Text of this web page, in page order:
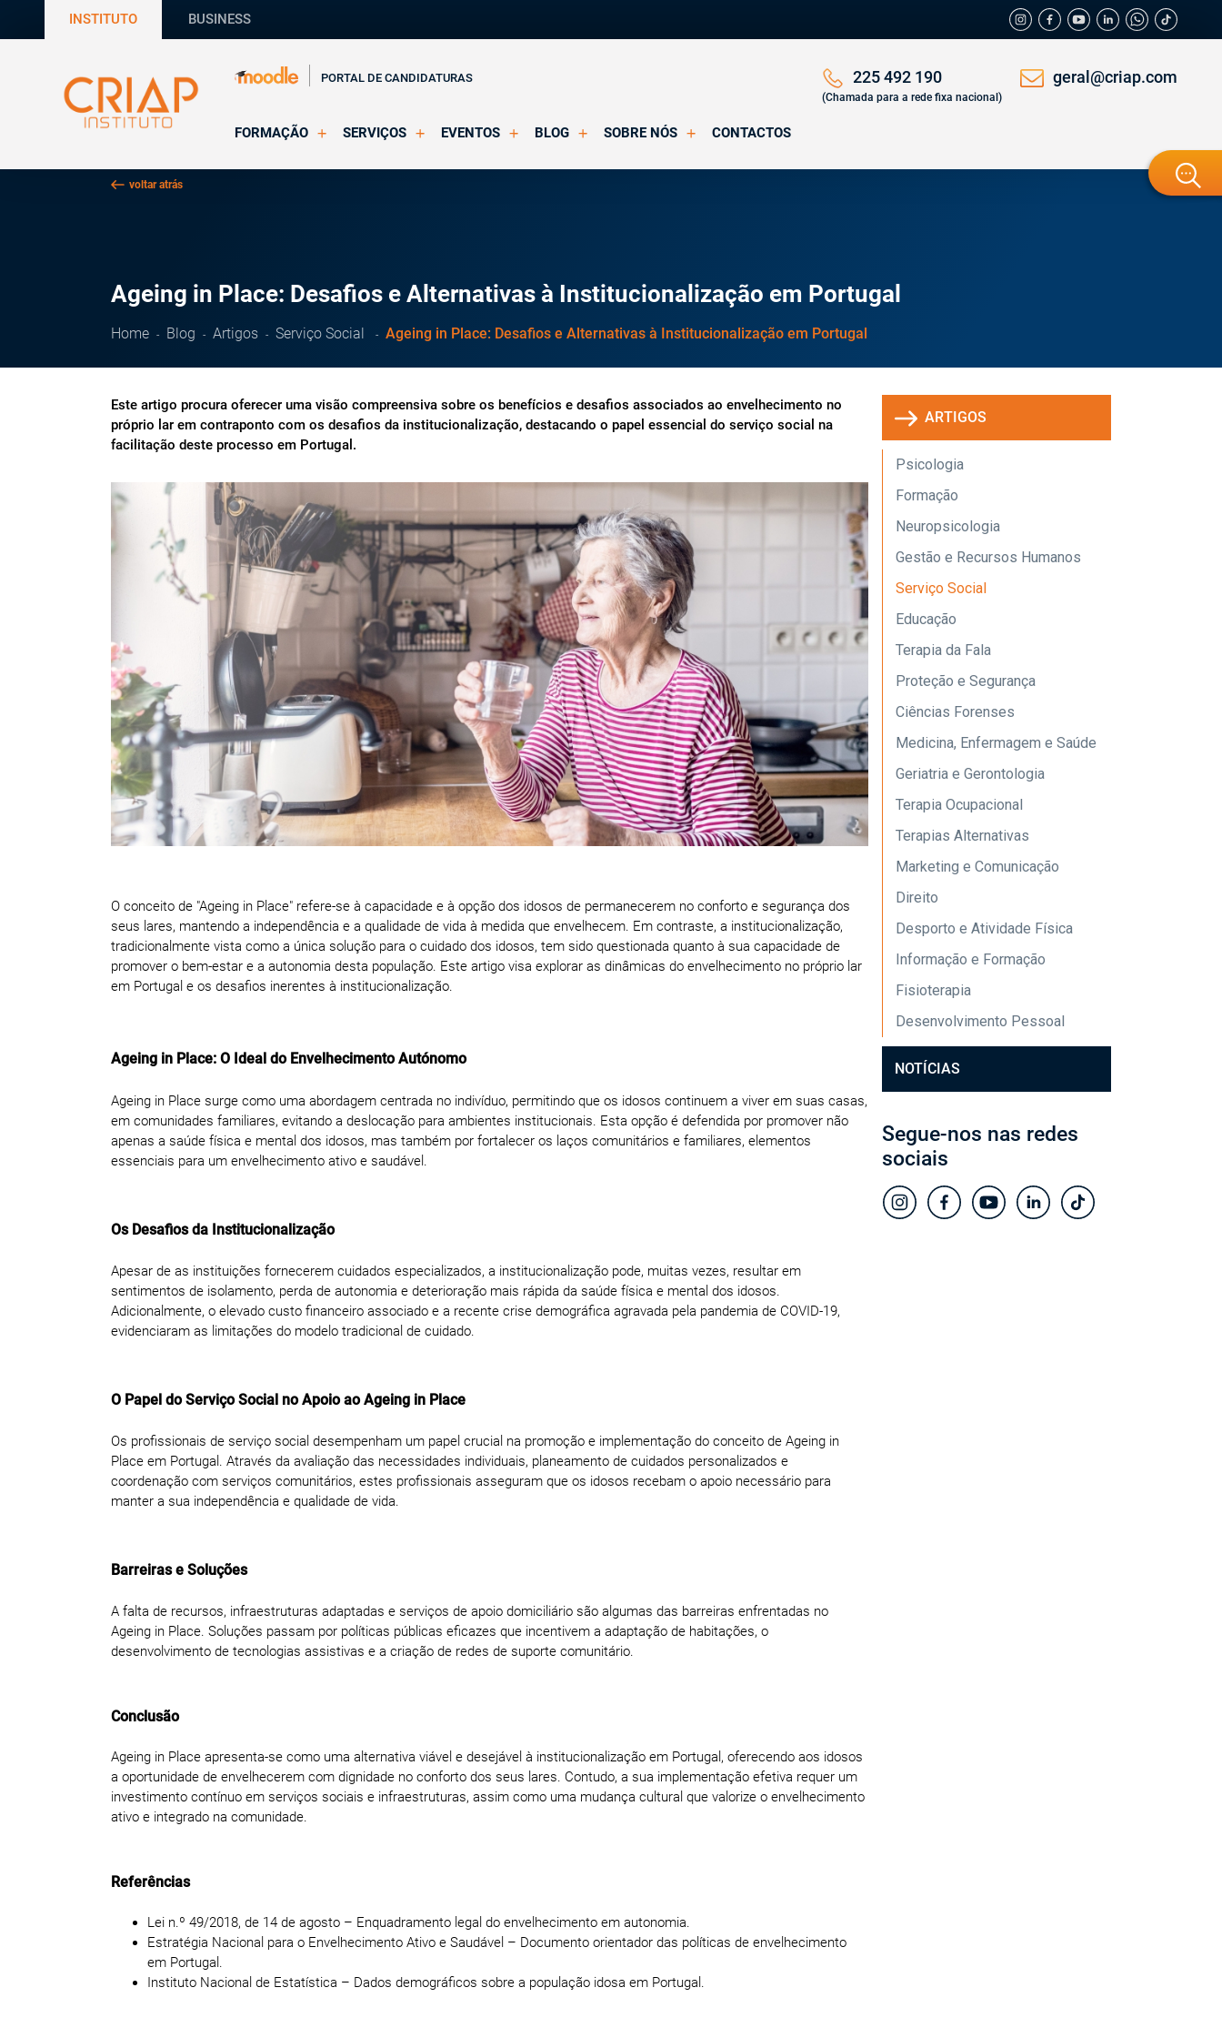
INSTITUTO BUSINESS
PORTAL DE CANDIDATURAS 225 492 190
(Chamada para a rede fixa nacional)
geral@criap.com
FORMAÇÃO SERVIÇOS EVENTOS BLOG SOBRE NÓS CONTACTOS
voltar atrás
Ageing in Place: Desafios e Alternativas à Institucionalização em Portugal
Home Blog Artigos Serviço Social Ageing in Place: Desafios e Alternativas à Institucionalização em Portugal
Este artigo procura oferecer uma visão compreensiva sobre os benefícios e desafios associados ao envelhecimento no
próprio lar em contraponto com os desafios da institucionalização, destacando o papel essencial do serviço social na
facilitação deste processo em Portugal.
O conceito de "Ageing in Place" refere-se à capacidade e à opção dos idosos de permanecerem no conforto e segurança dos
seus lares, mantendo a independência e a qualidade de vida à medida que envelhecem. Em contraste, a institucionalização,
tradicionalmente vista como a única solução para o cuidado dos idosos, tem sido questionada quanto à sua capacidade de
promover o bem-estar e a autonomia desta população. Este artigo visa explorar as dinâmicas do envelhecimento no próprio lar
em Portugal e os desafios inerentes à institucionalização.
Ageing in Place: O Ideal do Envelhecimento Autónomo
Ageing in Place surge como uma abordagem centrada no indivíduo, permitindo que os idosos continuem a viver em suas casas,
em comunidades familiares, evitando a deslocação para ambientes institucionais. Esta opção é defendida por promover não
apenas a saúde física e mental dos idosos, mas também por fortalecer os laços comunitários e familiares, elementos
essenciais para um envelhecimento ativo e saudável.
Os Desafios da Institucionalização
Apesar de as instituições fornecerem cuidados especializados, a institucionalização pode, muitas vezes, resultar em
sentimentos de isolamento, perda de autonomia e deterioração mais rápida da saúde física e mental dos idosos.
Adicionalmente, o elevado custo financeiro associado e a recente crise demográfica agravada pela pandemia de COVID-19,
evidenciaram as limitações do modelo tradicional de cuidado.
O Papel do Serviço Social no Apoio ao Ageing in Place
Os profissionais de serviço social desempenham um papel crucial na promoção e implementação do conceito de Ageing in
Place em Portugal. Através da avaliação das necessidades individuais, planeamento de cuidados personalizados e
coordenação com serviços comunitários, estes profissionais asseguram que os idosos recebam o apoio necessário para
manter a sua independência e qualidade de vida.
Barreiras e Soluções
A falta de recursos, infraestruturas adaptadas e serviços de apoio domiciliário são algumas das barreiras enfrentadas no
Ageing in Place. Soluções passam por políticas públicas eficazes que incentivem a adaptação de habitações, o
desenvolvimento de tecnologias assistivas e a criação de redes de suporte comunitário.
Conclusão
Ageing in Place apresenta-se como uma alternativa viável e desejável à institucionalização em Portugal, oferecendo aos idosos
a oportunidade de envelhecerem com dignidade no conforto dos seus lares. Contudo, a sua implementação efetiva requer um
investimento contínuo em serviços sociais e infraestruturas, assim como uma mudança cultural que valorize o envelhecimento
ativo e integrado na comunidade.
Referências
Lei n.º 49/2018, de 14 de agosto – Enquadramento legal do envelhecimento em autonomia.
Estratégia Nacional para o Envelhecimento Ativo e Saudável – Documento orientador das políticas de envelhecimento
em Portugal.
Instituto Nacional de Estatística – Dados demográficos sobre a população idosa em Portugal.
ARTIGOS
Psicologia
Formação
Neuropsicologia
Gestão e Recursos Humanos
Serviço Social
Educação
Terapia da Fala
Proteção e Segurança
Ciências Forenses
Medicina, Enfermagem e Saúde
Geriatria e Gerontologia
Terapia Ocupacional
Terapias Alternativas
Marketing e Comunicação
Direito
Desporto e Atividade Física
Informação e Formação
Fisioterapia
Desenvolvimento Pessoal
NOTÍCIAS
Segue-nos nas redes
sociais